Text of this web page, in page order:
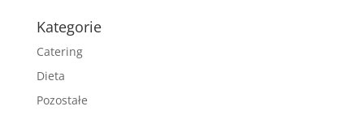
Kategorie
Catering
Dieta
Pozostałe